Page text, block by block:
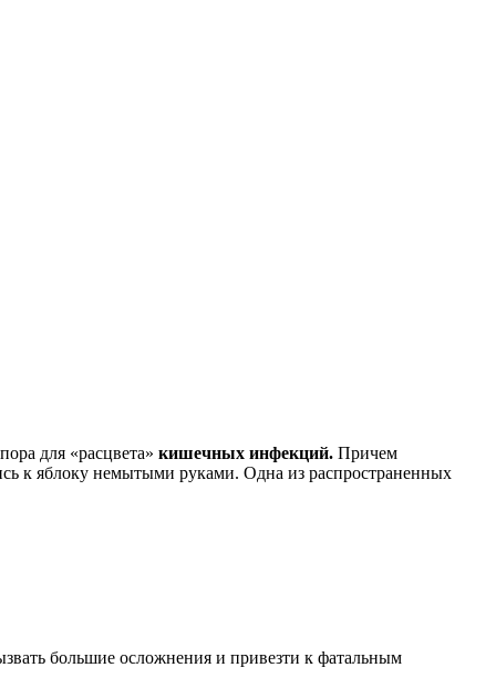
для «расцвета» кишечных инфекций. Причем
к яблоку немытыми руками. Одна из распространенных
большие осложнения и привезти к фатальным